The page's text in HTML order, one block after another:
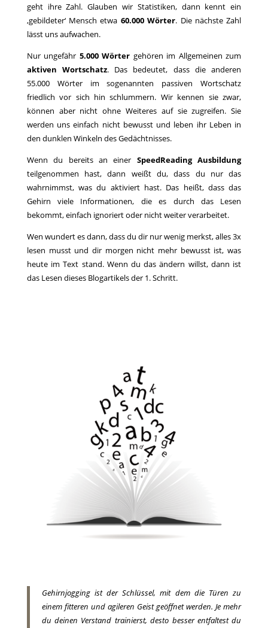
geht ihre Zahl. Glauben wir Statistiken, dann kennt ein
‚gebildeter‘ Mensch etwa 60.000 Wörter. Die nächste Zahl
lässt uns aufwachen.
Nur ungefähr 5.000 Wörter gehören im Allgemeinen zum
aktiven Wortschatz. Das bedeutet, dass die anderen
55.000 Wörter im sogenannten passiven Wortschatz
friedlich vor sich hin schlummern. Wir kennen sie zwar,
können aber nicht ohne Weiteres auf sie zugreifen. Sie
werden uns einfach nicht bewusst und leben ihr Leben in
den dunklen Winkeln des Gedächtnisses.
Wenn du bereits an einer SpeedReading Ausbildung
teilgenommen hast, dann weißt du, dass du nur das
wahrnimmst, was du aktiviert hast. Das heißt, dass das
Gehirn viele Informationen, die es durch das Lesen
bekommt, einfach ignoriert oder nicht weiter verarbeitet.
Wen wundert es dann, dass du dir nur wenig merkst, alles 3x
lesen musst und dir morgen nicht mehr bewusst ist, was
heute im Text stand. Wenn du das ändern willst, dann ist
das Lesen dieses Blogartikels der 1. Schritt.
Gehirnjogging ist der Schlüssel, mit dem die Türen zu
einem fitteren und agileren Geist geöffnet werden. Je mehr
du deinen Verstand trainierst, desto besser entfaltest du